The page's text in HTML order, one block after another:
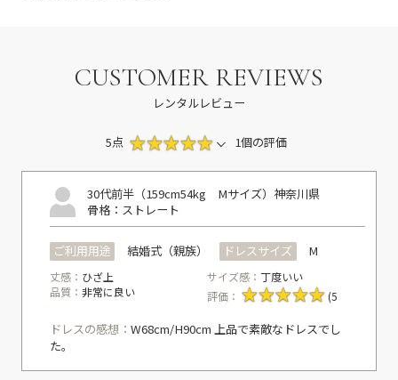
CUSTOMER REVIEWS
レンタルレビュー
5点 1個の評価
30代前半（159cm54kg Mサイズ） 神奈川県
骨格：ストレート
ご利用用途 結婚式（親族） ドレスサイズ M
丈感： ひざ上 サイズ感：丁度いい
品質： 非常に良い 評価： (5
ドレスの感想： W68cm/H90cm 上品で素敵なドレスでし
た。